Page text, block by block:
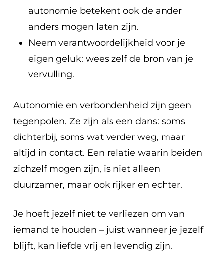
autonomie betekent ook de ander
anders mogen laten zijn.
Neem verantwoordelijkheid voor je
eigen geluk: wees zelf de bron van je
vervulling.
Autonomie en verbondenheid zijn geen
tegenpolen. Ze zijn als een dans: soms
dichterbij, soms wat verder weg, maar
altijd in contact. Een relatie waarin beiden
zichzelf mogen zijn, is niet alleen
duurzamer, maar ook rijker en echter.
Je hoeft jezelf niet te verliezen om van
iemand te houden – juist wanneer je jezelf
blijft, kan liefde vrij en levendig zijn.